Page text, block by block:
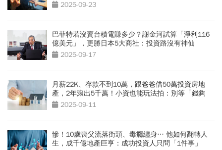
2025-09-23
巴菲特若沒賣台積電賺多少？謝金河試算「淨利116
億美元」，更勝日本5大商社：投資路沒有神仙
2025-09-17
月薪22K、存款不到10萬，跟爸爸借50萬投資房地
產，2年滾出5千萬！小資也能玩法拍：別等「錢夠
了」才開始
2025-09-11
慘！10歲喪父流落街頭、毒癮纏身… 他如何翻轉人
生，成千億地產巨亨：成功投資人只問「1件事」